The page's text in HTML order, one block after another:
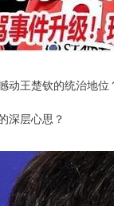
动王楚钦的统治地位
深层心思？